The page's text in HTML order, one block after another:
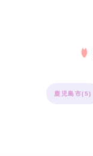
鹿児島市(5)